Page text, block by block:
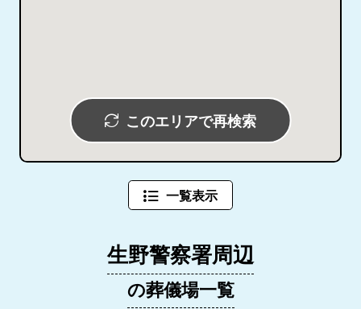
このエリアで再検索
一覧表示
生野警察署周辺
の葬儀場一覧